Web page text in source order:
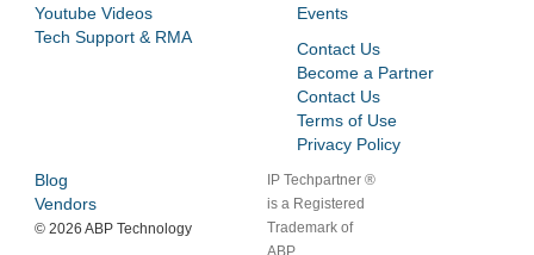
Youtube Videos
Tech Support & RMA
Events
Contact Us
Become a Partner
Contact Us
Terms of Use
Privacy Policy
Blog
Vendors
©2026 ABP Technology
IP Techpartner ®
is a Registered
Trademark of
ABP